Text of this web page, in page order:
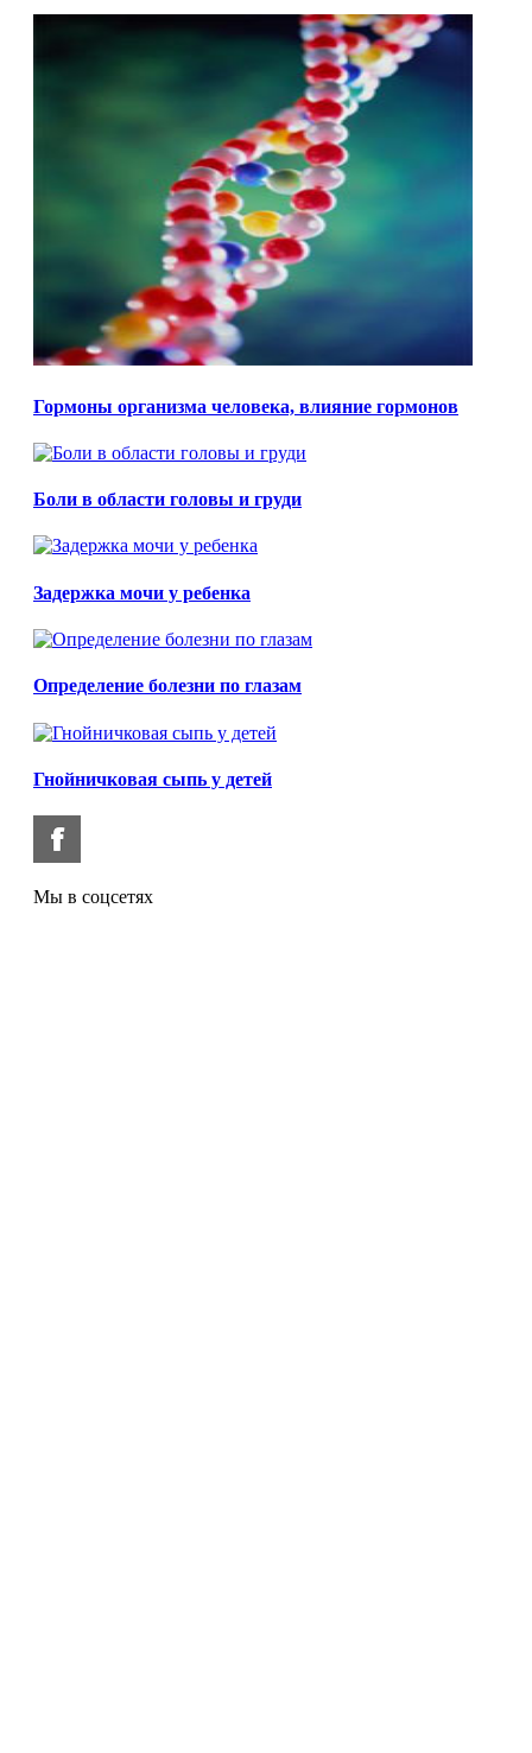
Гормоны организма человека, влияние гормонов
Боли в области головы и груди
Задержка мочи у ребенка
Определение болезни по глазам
Гнойничковая сыпь у детей
Мы в соцсетях